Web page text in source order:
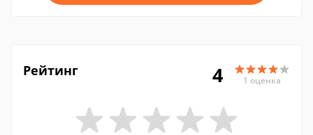
Рейтинг 4 1 оценка